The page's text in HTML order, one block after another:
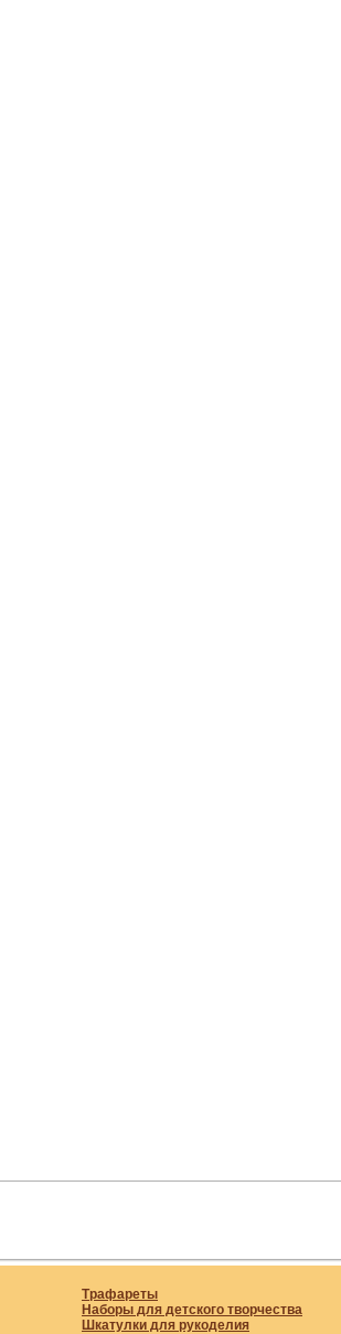
Трафареты
Наборы для детского творчества
Шкатулки для рукоделия